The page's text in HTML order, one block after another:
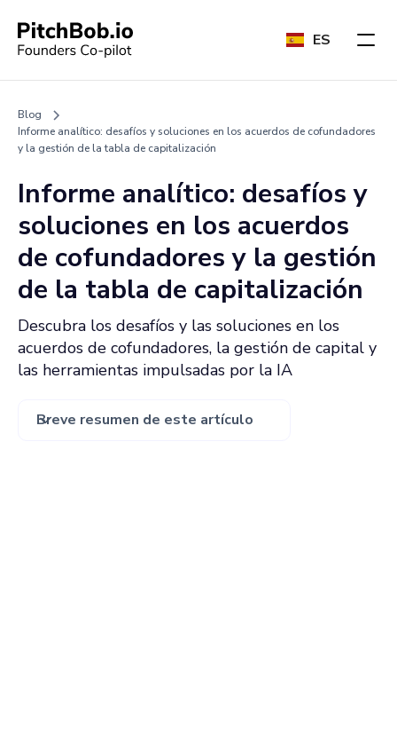
ES
Blog
Informe analítico: desafíos y soluciones en los acuerdos de cofundadores
y la gestión de la tabla de capitalización
Informe analítico: desafíos y
soluciones en los acuerdos
de cofundadores y la gestión
de la tabla de capitalización
Descubra los desafíos y las soluciones en los
acuerdos de cofundadores, la gestión de capital y
las herramientas impulsadas por la IA
Breve resumen de este artículo